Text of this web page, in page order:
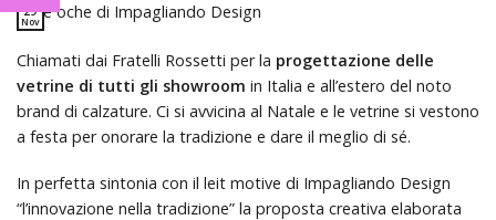
29
Nov
Chiamati dai Fratelli Rossetti per la progettazione delle
vetrine di tutti gli showroom in Italia e all’estero del noto
brand di calzature. Ci si avvicina al Natale e le vetrine si vestono
a festa per onorare la tradizione e dare il meglio di sé.
In perfetta sintonia con il leit motive di Impagliando Design
“l’innovazione nella tradizione” la proposta creativa elaborata